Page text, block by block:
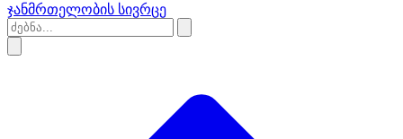
ჯანმრთელობის სივრცე